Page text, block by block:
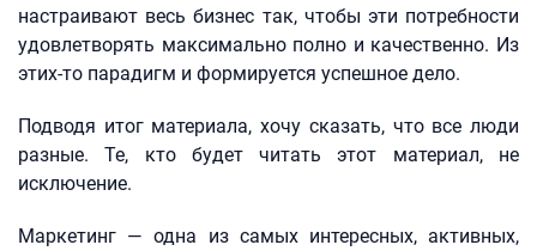
настраивают весь бизнес так, чтобы эти потребности
удовлетворять максимально полно и качественно. Из
этих-то парадигм и формируется успешное дело.
Подводя итог материала, хочу сказать, что все люди
разные. Те, кто будет читать этот материал, не
исключение.
Маркетинг — одна из самых интересных, активных,